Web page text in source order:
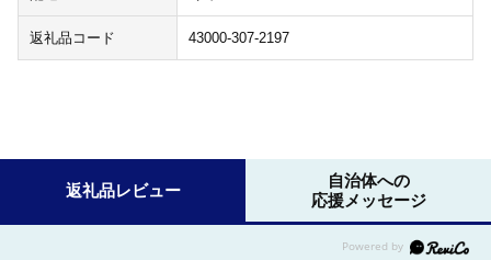
返礼品コード 43000-307-2197
返礼品レビュー
自治体への
応援メッセージ